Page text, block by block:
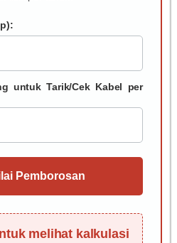
untuk Tarik/Cek Kabel per
Pemborosan
melihat kalkulasi